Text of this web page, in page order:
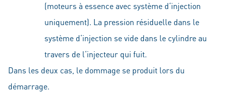
(moteurs à essence avec système d‘injection
uniquement). La pression résiduelle dans le
système d‘injection se vide dans le cylindre au
travers de l‘injecteur qui fuit.
Dans les deux cas, le dommage se produit lors du
démarrage.